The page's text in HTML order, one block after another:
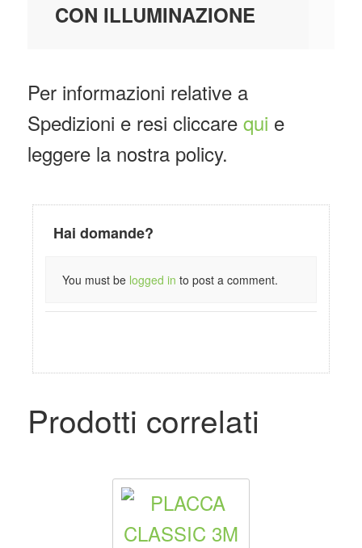
CON ILLUMINAZIONE
Per informazioni relative a
Spedizioni e resi cliccare qui e
leggere la nostra policy.
Hai domande?
You must be logged in to post a comment.
Prodotti correlati